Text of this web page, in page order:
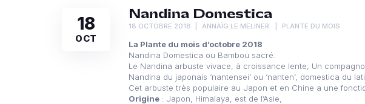
18
OCT
Nandina Domestica
18 OCTOBRE 2018 ANNAÏG LE MELINER PLANTE DU MOIS
La Plante du mois d’octobre 2018
Nandina Domestica ou Bambou sacré.
Le Nandina arbuste vivace, à croissance lente, Un
Nandina du japonais ‘nantensei’ ou ‘nanten’, domestica du
Cet arbuste très populaire au Japon et en Chine a une
Origine : Japon, Himalaya, est de l’Asie,